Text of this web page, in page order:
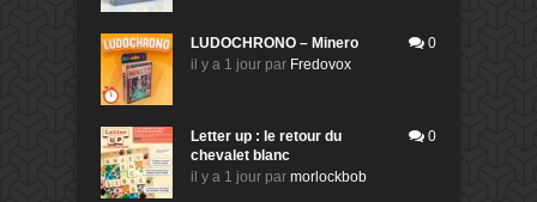
LUDOCHRONO – Minero
il y a 1 jour par Fredovox
0
Letter up : le retour du
chevalet blanc
il y a 1 jour par morlockbob
0